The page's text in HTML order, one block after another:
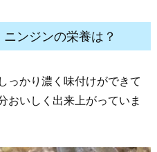
ンジンの栄養は？
っかり濃く味付けができて
おいしく出来上がっていま